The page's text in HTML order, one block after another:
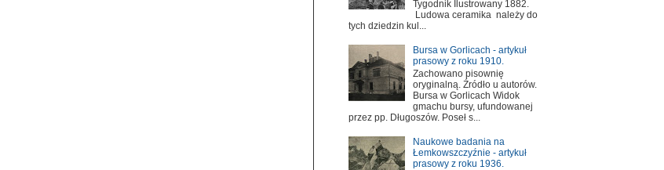
Tygodnik Ilustrowany 1882.
Ludowa ceramika należy do
tych dziedzin kul...
Bursa w Gorlicach - artykuł
prasowy z roku 1910.
Zachowano pisownię
oryginalną. Źródło u autorów.
Bursa w Gorlicach Widok
gmachu bursy, ufundowanej
przez pp. Długoszów. Poseł s...
Naukowe badania na
Łemkowszczyźnie - artykuł
prasowy z roku 1936.